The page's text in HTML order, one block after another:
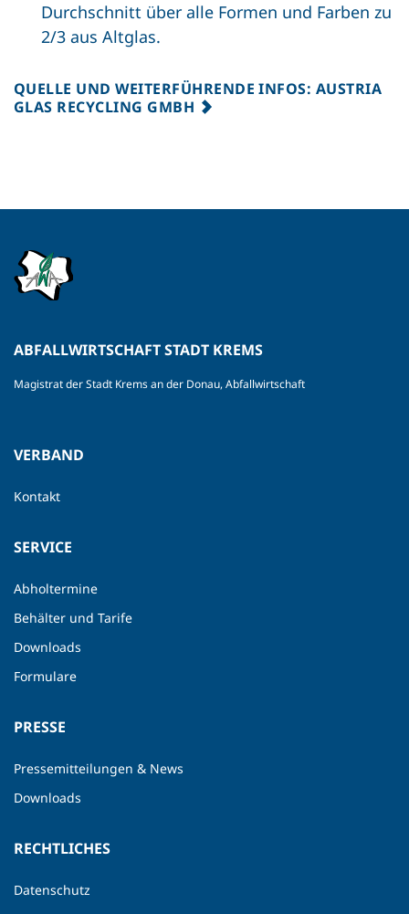
Durchschnitt über alle Formen und Farben zu
2/3 aus Altglas.
QUELLE UND WEITERFÜHRENDE INFOS: AUSTRIA
GLAS RECYCLING GMBH
ABFALLWIRTSCHAFT STADT KREMS
Magistrat der Stadt Krems an der Donau, Abfallwirtschaft
VERBAND
Kontakt
SERVICE
Abholtermine
Behälter und Tarife
Downloads
Formulare
PRESSE
Pressemitteilungen & News
Downloads
RECHTLICHES
Datenschutz